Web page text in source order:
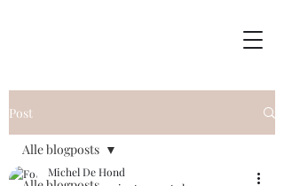
Post
Alle blogposts
Michel De Hond